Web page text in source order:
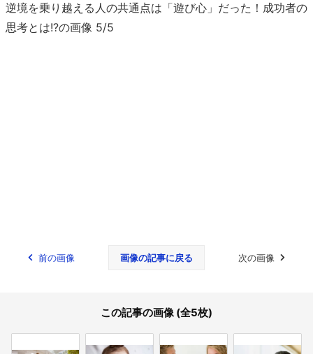
逆境を乗り越える人の共通点は「遊び心」だった！成功者の
思考とは!?の画像 5/5
前の画像 画像の記事に戻る 次の画像
この記事の画像 (全5枚)